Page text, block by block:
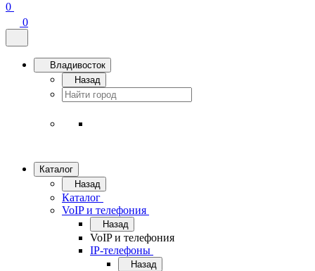
0
0
Владивосток
Назад
Каталог
Назад
Каталог
VoIP и телефония
Назад
VoIP и телефония
IP-телефоны
Назад